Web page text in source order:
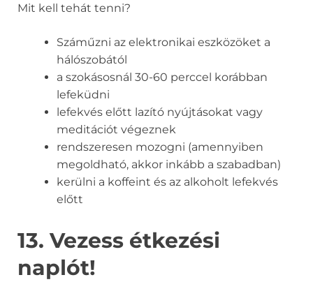
Mit kell tehát tenni?
Száműzni az elektronikai eszközöket a
hálószobától
a szokásosnál 30-60 perccel korábban
lefeküdni
lefekvés előtt lazító nyújtásokat vagy
meditációt végeznek
rendszeresen mozogni (amennyiben
megoldható, akkor inkább a szabadban)
kerülni a koffeint és az alkoholt lefekvés
előtt
13. Vezess étkezési
naplót!